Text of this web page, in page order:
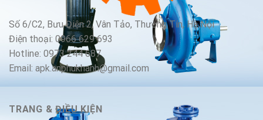
Số 6/C2, Bưu Điện 2, Vân Tảo, Thường Tín, Hà Nội
Điện thoại: 0966 629 693
Hotline: 0973 244 687
Email: apk.anphukhanh@gmail.com
TRANG & ĐIỀU KIỆN